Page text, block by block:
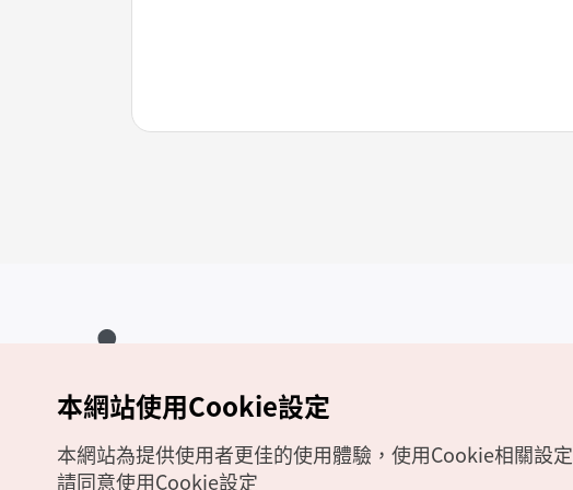
Copyrights (c) 韓國觀光公社版權所有
如有相關疑問或建議，歡迎來信至官方信箱
本網站使用Cookie設定
本網站為提供使用者更佳的使用體驗，使用Cookie相關設定
請同意使用Cookie設定